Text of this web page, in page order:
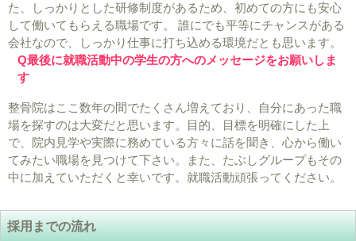
た、しっかりとした研修制度があるため、初めての方にも安心
して働いてもらえる職場です。 誰にでも平等にチャンスがある
会社なので、しっかり仕事に打ち込める環境だとも思います。
Q最後に就職活動中の学生の方へのメッセージをお願いしま
す
整骨院はここ数年の間でたくさん増えており、自分にあった職
場を探すのは大変だと思います。目的、目標を明確にした上
で、院内見学や実際に務めている方々に話を聞き、心から働い
てみたい職場を見つけて下さい。また、たぶしグループもその
中に加えていただくと幸いです。就職活動頑張ってください。
採用までの流れ